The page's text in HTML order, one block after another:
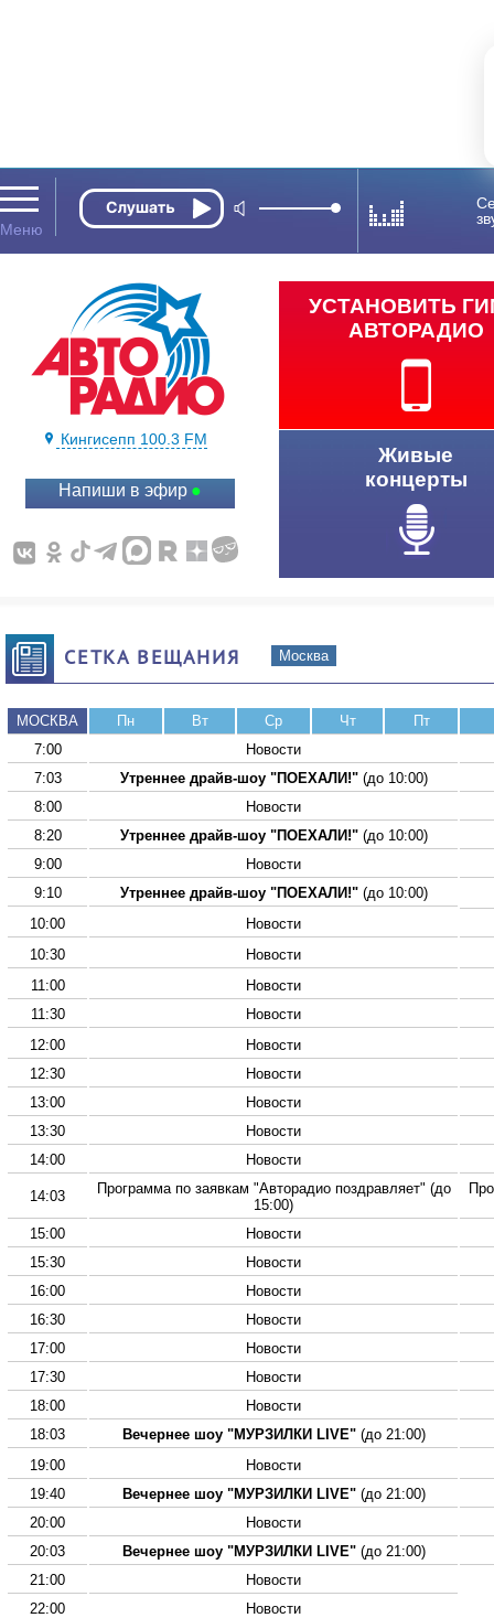
Кингисепп 100.3 FM
Напиши в эфир
УСТАНОВИТЬ
АВТОРАДИО
Живые
концерты
СЕТКА ВЕЩАНИЯ Москва
МОСКВА Пн Вт Ср Чт
Пт
7:00
Новости
7:03
Утреннее драйв-шоу "ПОЕХАЛИ!"(до 10:00)
8:00
Новости
8:20
Утреннее драйв-шоу "ПОЕХАЛИ!"(до 10:00)
9:00
Новости
9:10
Утреннее драйв-шоу "ПОЕХАЛИ!"(до 10:00)
10:00
Новости
10:30
Новости
11:00
Новости
11:30
Новости
12:00
Новости
12:30
Новости
13:00
Новости
13:30
Новости
14:00
Новости
14:03
Программа по заявкам "Авторадио поздравляет" (до
15:00)
15:00
Новости
15:30
Новости
16:00
Новости
16:30
Новости
17:00
Новости
17:30
Новости
18:00
Новости
18:03
Вечернее шоу "МУРЗИЛКИ LIVE"(до 21:00)
19:00
Новости
19:40
Вечернее шоу "МУРЗИЛКИ LIVE"(до 21:00)
20:00
Новости
20:03
Вечернее шоу "МУРЗИЛКИ LIVE"(до 21:00)
21:00
Новости
22:00
Новости